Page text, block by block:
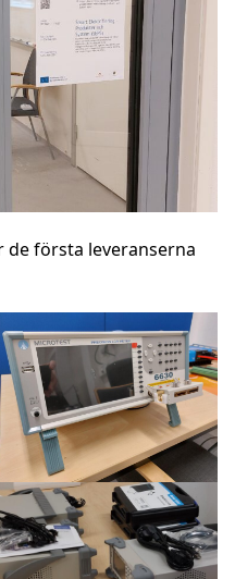
de första leveranserna